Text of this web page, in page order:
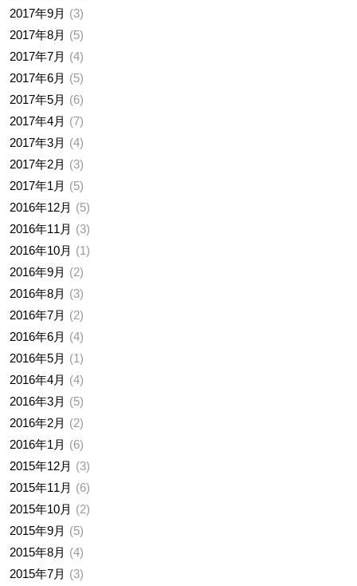
2017年9月
3
2017年8月
5
2017年7月
4
2017年6月
5
2017年5月
6
2017年4月
7
2017年3月
4
2017年2月
3
2017年1月
5
2016年12月
5
2016年11月
3
2016年10月
1
2016年9月
2
2016年8月
3
2016年7月
2
2016年6月
4
2016年5月
1
2016年4月
4
2016年3月
5
2016年2月
2
2016年1月
6
2015年12月
3
2015年11月
6
2015年10月
2
2015年9月
5
2015年8月
4
2015年7月
3